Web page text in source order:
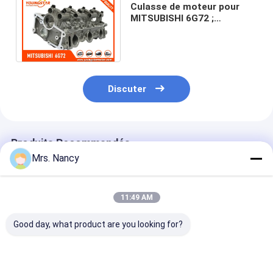
Arbre à cames de moteur
Moteur bielle
Bras de balancier de moteur
Voiture moteur soupapes
POULIE DE VILEBREQUIN
TURBOCOMPRESSEUR de voiture
Pompe de direction de voiture
Culasse de moteur pour
MITSUBISHI 6G72 ;
Discuter
Produits Recommandés
Mrs. Nancy
11:49 AM
Good day, what product are you looking for?